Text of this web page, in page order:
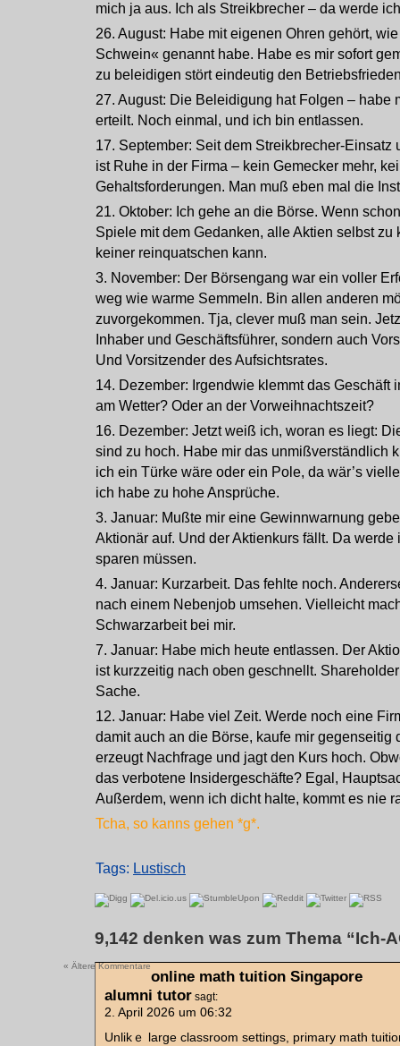
mich ja aus. Ich als Streikbrecher – da werde
26. August: Habe mit eigenen Ohren gehört,
Schwein« genannt habe. Habe es mir sofort
zu beleidigen stört eindeutig den
27. August: Die Beleidigung hat Folgen – habe
erteilt. Noch einmal, und ich bin entlassen.
17. September: Seit dem Streikbrecher-Einsatz
ist Ruhe in der Firma – kein Gemecker mehr,
Gehaltsforderungen. Man muß eben mal die
21. Oktober: Ich gehe an die Börse. Wenn
Spiele mit dem Gedanken, alle Aktien selbst zu
keiner reinquatschen kann.
3. November: Der Börsengang war ein voller
weg wie warme Semmeln. Bin allen anderen
zuvorgekommen. Tja, clever muß man sein.
Inhaber und Geschäftsführer, sondern auch
Und Vorsitzender des Aufsichtsrates.
14. Dezember: Irgendwie klemmt das Geschäft
am Wetter? Oder an der Vorweihnachtszeit?
16. Dezember: Jetzt weiß ich, woran es liegt:
sind zu hoch. Habe mir das unmißverständlich
ich ein Türke wäre oder ein Pole, da wär’s
ich habe zu hohe Ansprüche.
3. Januar: Mußte mir eine Gewinnwarnung
Aktionär auf. Und der Aktienkurs fällt. Da
sparen müssen.
4. Januar: Kurzarbeit. Das fehlte noch.
nach einem Nebenjob umsehen. Vielleicht
Schwarzarbeit bei mir.
7. Januar: Habe mich heute entlassen. Der
ist kurzzeitig nach oben geschnellt.
Sache.
12. Januar: Habe viel Zeit. Werde noch eine
damit auch an die Börse, kaufe mir gegenseitig
erzeugt Nachfrage und jagt den Kurs hoch.
das verbotene Insidergeschäfte? Egal,
Außerdem, wenn ich dicht halte, kommt es nie
Tcha, so kanns gehen *g*.
Tags: Lustisch
9,142 denken was zum Thema “Ich-
« Ältere Kommentare
online math tuition Singapore
alumni tutor sagt:
2. April 2026 um 06:32
Unlikｅ largе classroom settings, primary math